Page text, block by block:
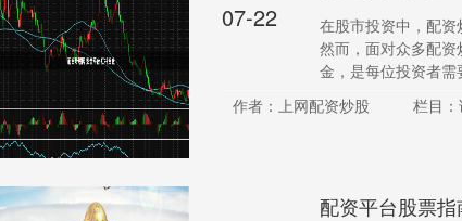
07-22
在股市投资中，配资
然而，面对众多配
金，是每位投资者
作者：上网配资炒股
栏目
配资平台股票